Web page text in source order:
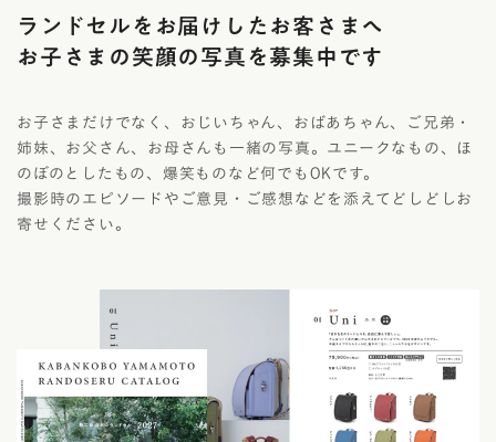
ランドセルをお届けしたお客さまへ
お子さまの笑顔の写真を募集中です
お子さまだけでなく、おじいちゃん、おばあちゃん、ご兄弟・
姉妹、お父さん、お母さんも一緒の写真。ユニークなもの、ほ
のぼのとしたもの、爆笑ものなど何でもOKです。
撮影時のエピソードやご意見・ご感想などを添えてどしどしお
寄せください。